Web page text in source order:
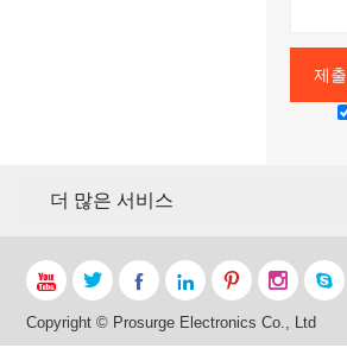
제출
더 많은 서비스
      
Copyright © Prosurge Electronics Co., Ltd